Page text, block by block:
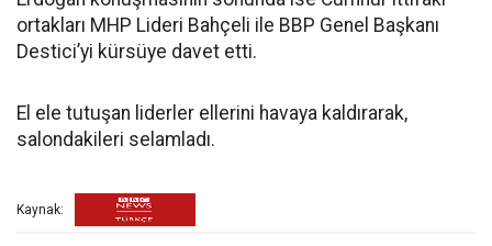
ortakları MHP Lideri Bahçeli ile BBP Genel Başkanı
Destici’yi kürsüye davet etti.
El ele tutuşan liderler ellerini havaya kaldırarak,
salondakileri selamladı.
Kaynak: